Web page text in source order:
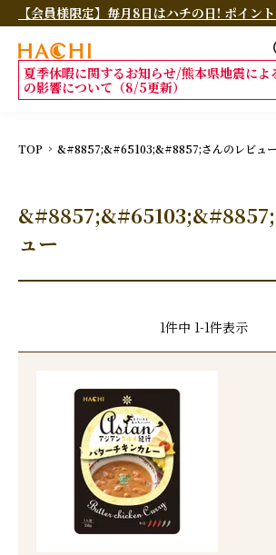
【会員様限定】毎月8日はハチの日! ポイン
夏季休暇に関するお知らせ/熊本県地震によ
の影響について（8/5更新）
TOP &#8857;&#65103;&#8857;さんのレビュー
&#8857;&#65103;&#8857;
ュー
1件中 1-1件表示